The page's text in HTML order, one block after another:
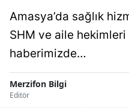
Amasya’da sağlık
SHM ve aile
haberimizde…
Merzifon Bilgi
Editör